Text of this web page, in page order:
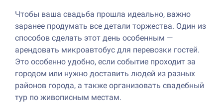
Чтобы ваша свадьба прошла идеально, важно
заранее продумать все детали торжества. Один из
способов сделать этот день особенным —
арендовать микроавтобус для перевозки гостей.
Это особенно удобно, если событие проходит за
городом или нужно доставить людей из разных
районов города, а также организовать свадебный
тур по живописным местам.